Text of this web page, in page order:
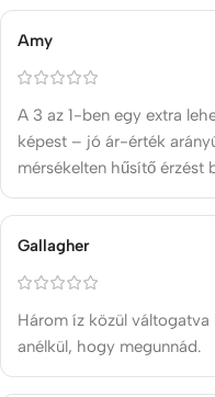
Amy
A 3 az 1-ben egy extra
képest – jó ár-érték
mérsékelten hűsítő érzést
Gallagher
Három íz közül
anélkül, hogy megunnád.